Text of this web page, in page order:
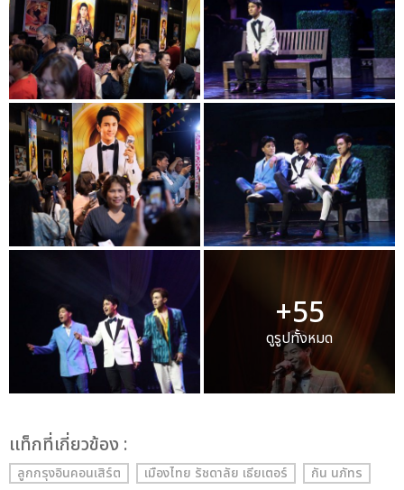
+55
ดูรูปทั้งหมด
เเท็กที่เกี่ยวข้อง :
ลูกกรุงอินคอนเสิร์ต เมืองไทย รัชดาลัย เธียเตอร์
กัน นภัทร